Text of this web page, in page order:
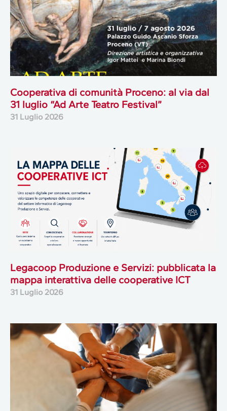
Cooperativa di comunità Proceno: al via dal
31 luglio “Ad Arte Teatro Festival”
31 Luglio 2026
Legacoop Produzione e Servizi: pubblicata la
mappa interattiva delle cooperative ICT
31 Luglio 2026